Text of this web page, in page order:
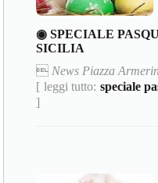
◉ SPECIALE
SICILIA
 News Piazza
[ leggi tutto: speciale
]